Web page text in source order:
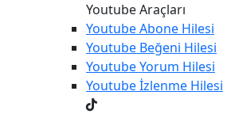
Youtube Araçları
YoutubeAbone Hilesi
Youtube Beğeni Hilesi
YoutubeYorum Hilesi
Youtubeİzlenme Hilesi